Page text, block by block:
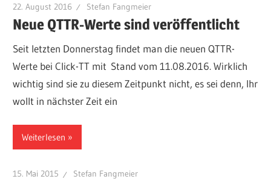
22. August 2016 Stefan Fangmeier
Neue QTTR-Werte sind veröffentlicht
Seit letzten Donnerstag findet man die neuen QTTR-
Werte bei Click-TT mit Stand vom 11.08.2016. Wirklich
wichtig sind sie zu diesem Zeitpunkt nicht, es sei denn, Ihr
wollt in nächster Zeit ein
Weiterlesen
15. Mai 2015 Stefan Fangmeier